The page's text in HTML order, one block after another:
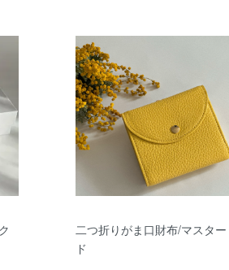
二つ折りがま口財布/マスター
ド